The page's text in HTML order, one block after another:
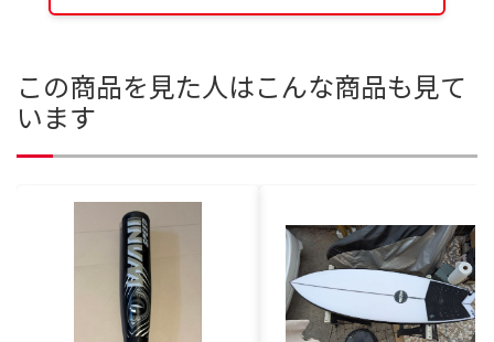
この商品を見た人はこんな商品も見て
います